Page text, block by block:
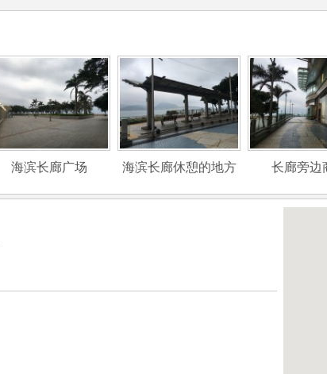
海滨长廊广场 海滨长廊休憩的地方 长廊旁边